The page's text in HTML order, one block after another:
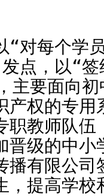
“对每个学
点，以“
主要面向
产权的专
职教师队
晋级的中
播有限公
，提高学校